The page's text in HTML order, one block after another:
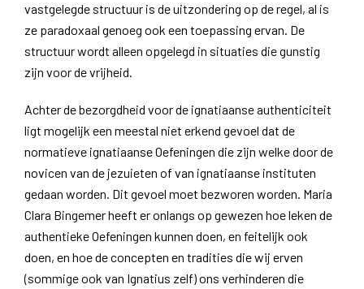
vastgelegde structuur is de uitzondering op de regel, al is
ze paradoxaal genoeg ook een toepassing ervan. De
structuur wordt alleen opgelegd in situaties die gunstig
zijn voor de vrijheid.
Achter de bezorgdheid voor de ignatiaanse authenticiteit
ligt mogelijk een meestal niet erkend gevoel dat de
normatieve ignatiaanse Oefeningen die zijn welke door de
novicen van de jezuieten of van ignatiaanse instituten
gedaan worden. Dit gevoel moet bezworen worden. Maria
Clara Bingemer heeft er onlangs op gewezen hoe leken de
authentieke Oefeningen kunnen doen, en feitelijk ook
doen, en hoe de concepten en tradities die wij erven
(sommige ook van Ignatius zelf) ons verhinderen die